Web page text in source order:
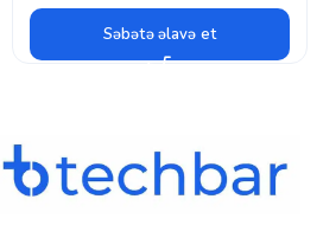
Səbətə əlavə et